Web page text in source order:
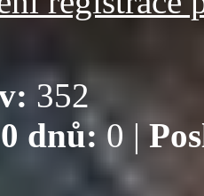
352
dnů: 0 |